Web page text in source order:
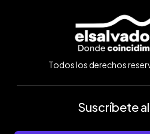
Todos los derechos
Suscríbete